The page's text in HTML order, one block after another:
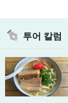
투어 칼럼